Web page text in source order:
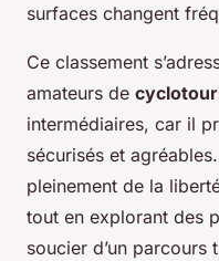
surfaces changent
Ce classement
amateurs de
intermédiaires, car il
sécurisés et
pleinement de la
tout en explorant des
soucier d’un